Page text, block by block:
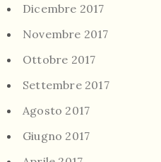
Dicembre 2017
Novembre 2017
Ottobre 2017
Settembre 2017
Agosto 2017
Giugno 2017